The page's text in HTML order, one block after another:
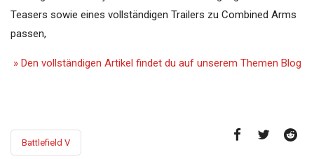
Teasers sowie eines vollständigen Trailers zu Combined Arms
passen,
» Den vollständigen Artikel findet du auf unserem Themen Blog
Battlefield V